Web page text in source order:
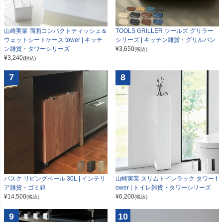
山崎実業 両面コンパクトティッシュ＆
ウェットシートケース tower | キッチ
ン雑貨・タワーシリーズ
¥3,240(税込)
TOOLS GRILLER ツールズ グリラー
シリーズ | キッチン雑貨・グリルパン
¥3,650(税込)
7
バスク リビングペール 30L | インテリ
ア雑貨・ゴミ箱
¥14,500(税込)
8
山崎実業 スリムトイレラック タワー t
ower | トイレ雑貨・タワーシリーズ
¥6,200(税込)
9 10